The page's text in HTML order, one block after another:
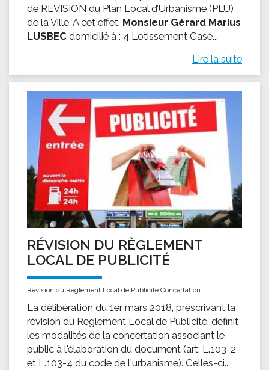
de REVISION du Plan Local d’Urbanisme (PLU)
de la Ville. A cet effet, Monsieur Gérard Marius
LUSBEC domicilié à : 4 Lotissement Case...
Lire la suite
RÉVISION DU RÈGLEMENT
LOCAL DE PUBLICITÉ
Révision du Règlement Local de Publicité Concertation
La délibération du 1er mars 2018, prescrivant la
révision du Règlement Local de Publicité, définit
les modalités de la concertation associant le
public à l'élaboration du document (art. L.103-2
et L.103-4 du code de l'urbanisme). Celles-ci...